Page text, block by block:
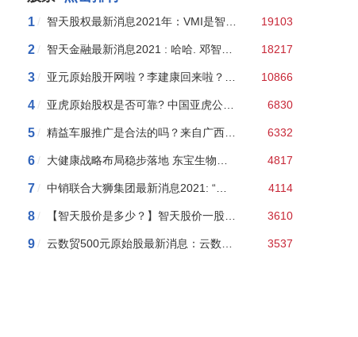
1 / 19103
2 / 18217
3 / 10866
4 / 6830
5 / 6332
6 / 4817
7 / 4114
8 / 3610
9 / 3537